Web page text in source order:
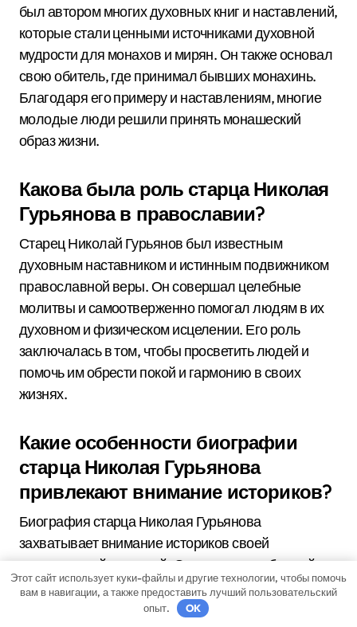
был автором многих духовных книг и наставлений,
которые стали ценными источниками духовной
мудрости для монахов и мирян. Он также основал
свою обитель, где принимал бывших монахинь.
Благодаря его примеру и наставлениям, многие
молодые люди решили принять монашеский
образ жизни.
Какова была роль старца Николая
Гурьянова в православии?
Старец Николай Гурьянов был известным
духовным наставником и истинным подвижником
православной веры. Он совершал целебные
молитвы и самоотверженно помогал людям в их
духовном и физическом исцелении. Его роль
заключалась в том, чтобы просветить людей и
помочь им обрести покой и гармонию в своих
жизнях.
Какие особенности биографии
старца Николая Гурьянова
привлекают внимание историков?
Биография старца Николая Гурьянова
захватывает внимание историков своей
удивительной историей. Он родился в обычной
семье, но вскоре после своего обращения к вере
отправился в монастырь, где пробыл несколько
Этот сайт использует куки-файлы и другие технологии, чтобы помочь
вам в навигации, а также предоставить лучший пользовательский
опыт.
OK